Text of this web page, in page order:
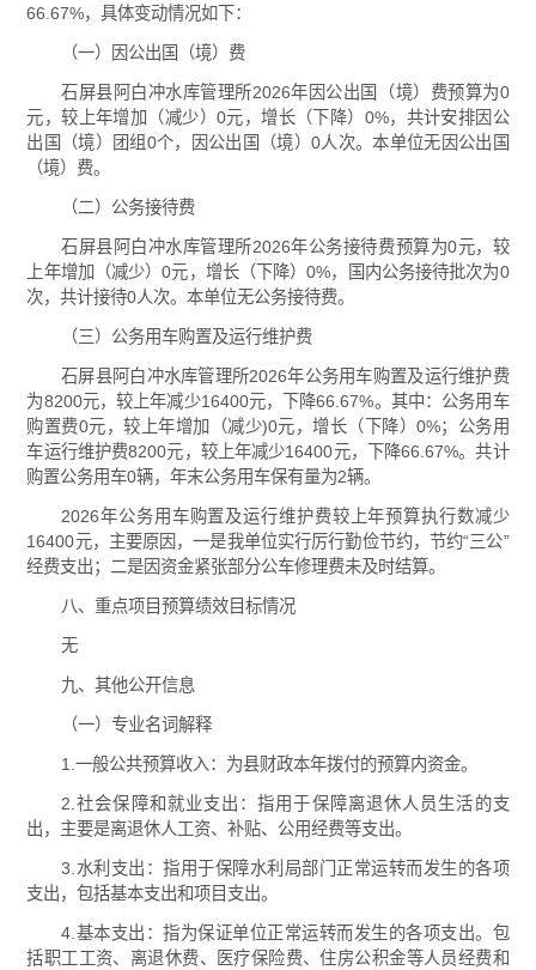
66.67%，具体变动情况如下：
（一）因公出国（境）费
石屏县阿白冲水库管理所2026年因公出国（境）费预算为0
元，较上年增加（减少）0元，增长（下降）0%，共计安排因公
出国（境）团组0个，因公出国（境）0人次。本单位无因公出国
（境）费。
（二）公务接待费
石屏县阿白冲水库管理所2026年公务接待费预算为0元，较
上年增加（减少）0元，增长（下降）0%，国内公务接待批次为0
次，共计接待0人次。本单位无公务接待费。
（三）公务用车购置及运行维护费
石屏县阿白冲水库管理所2026年公务用车购置及运行维护费
为8200元，较上年减少16400元，下降66.67%。其中：公务用车
购置费0元，较上年增加（减少)0元，增长（下降）0%；公务用
车运行维护费8200元，较上年减少16400元，下降66.67%。共计
购置公务用车0辆，年末公务用车保有量为2辆。
2026年公务用车购置及运行维护费较上年预算执行数减少
16400元，主要原因，一是我单位实行厉行勤俭节约，节约“三公”
经费支出；二是因资金紧张部分公车修理费未及时结算。
八、重点项目预算绩效目标情况
无
九、其他公开信息
（一）专业名词解释
1.一般公共预算收入：为县财政本年拨付的预算内资金。
2.社会保障和就业支出：指用于保障离退休人员生活的支
出，主要是离退休人工资、补贴、公用经费等支出。
3.水利支出：指用于保障水利局部门正常运转而发生的各项
支出，包括基本支出和项目支出。
4.基本支出：指为保证单位正常运转而发生的各项支出。包
括职工工资、离退休费、医疗保险费、住房公积金等人员经费和